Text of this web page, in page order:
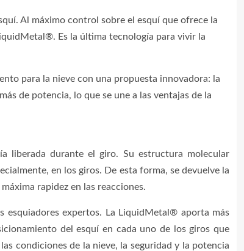
Al máximo control sobre el esquí que ofrece la
Es la última tecnología para vivir la
para la nieve con una propuesta innovadora: la
de potencia, lo que se une a las ventajas de la
liberada durante el giro. Su estructura molecular
en los giros. De esta forma, se devuelve la
rapidez en las reacciones.
esquiadores expertos. La LiquidMetal® aporta más
del esquí en cada uno de los giros que
condiciones de la nieve, la seguridad y la potencia